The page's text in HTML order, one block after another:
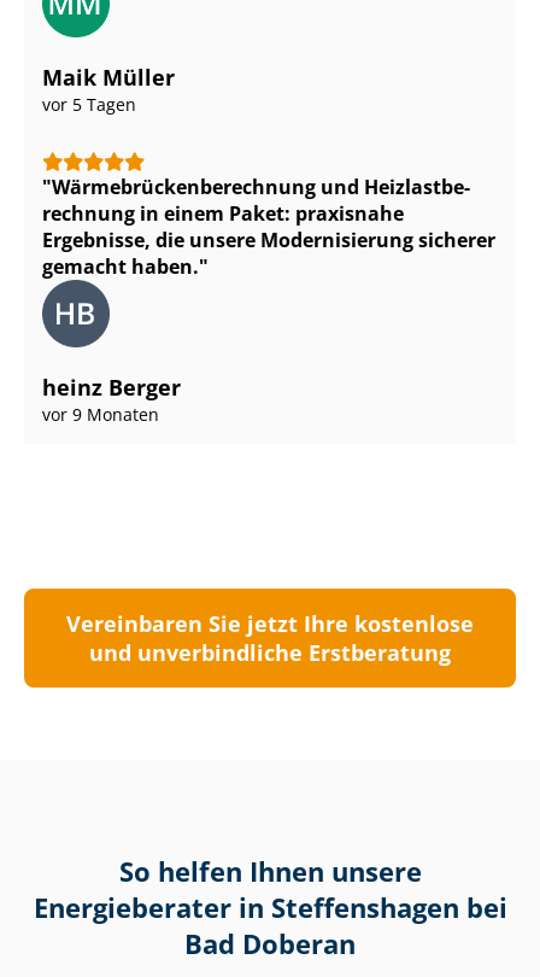
Maik Müller
vor 5 Tagen
Wär­me­brü­cken­be­rech­nung und Heiz­last­be­
rech­nung in einem Paket: praxisnahe
Ergebnisse, die unsere Modernisierung sicherer
gemacht haben.
heinz Berger
vor 9 Monaten
Vereinbaren Sie jetzt Ihre kostenlose
und unverbindliche Erstberatung
So helfen Ihnen unsere
Energieberater in Steffenshagen bei
Bad Doberan